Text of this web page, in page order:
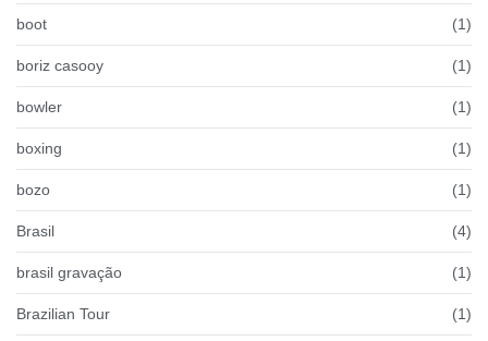
boot (1)
boriz casooy (1)
bowler (1)
boxing (1)
bozo (1)
Brasil (4)
brasil gravação (1)
Brazilian Tour (1)